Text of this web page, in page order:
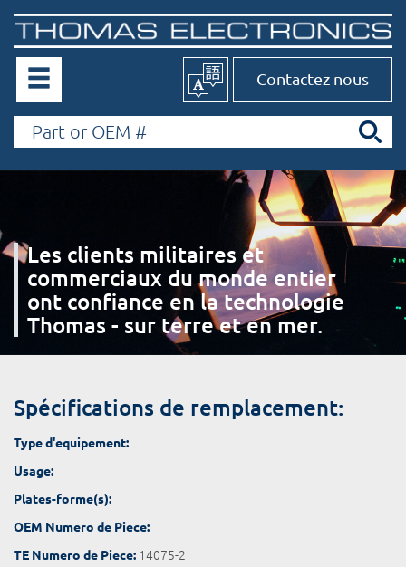
Contactez nous
Les clients militaires et
commerciaux du monde entier
ont confiance en la technologie
Thomas - sur terre et en mer.
Spécifications de remplacement:
Type d'equipement:
Usage:
Plates-forme(s):
OEM Numero de Piece:
TE Numero de Piece: 14075-2